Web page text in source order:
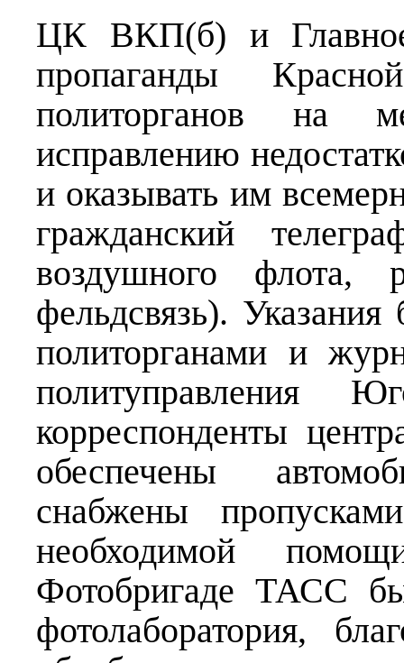
ЦК ВКП(б) и Главное
пропаганды
политорганов на
исправлению
и оказывать им
гражданский
воздушного флота,
фельдсвязь).
политорганами и
политуправления
корреспонденты
обеспечены
снабжены
необходимой
Фотобригаде ТАСС
фотолаборатория,